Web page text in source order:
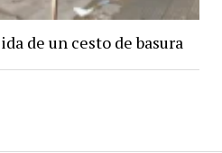
de un cesto de basura